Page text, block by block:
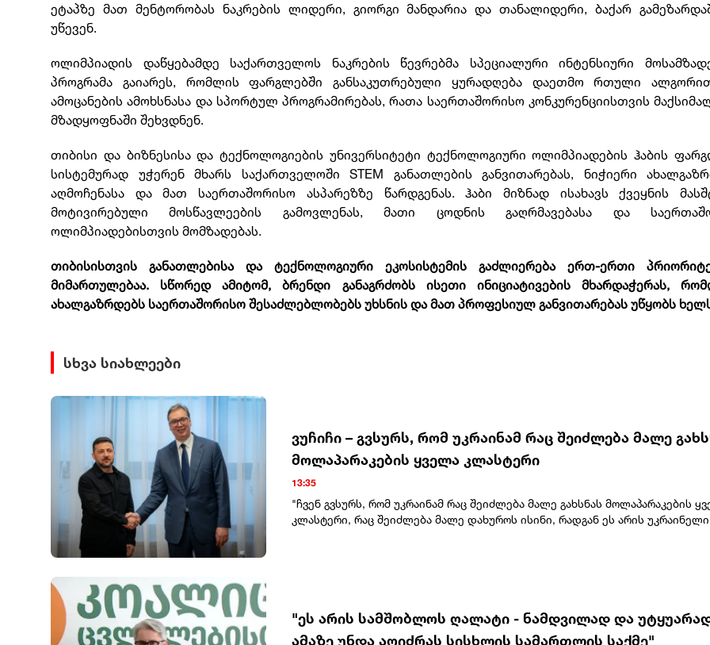
ეტაპზე მათ მენტორობას ნაკრების ლიდერი, გიორგი მანდარია და თანალიდერი, ბაქარ
უწევენ.
ოლიმპიადის დაწყებამდე საქართველოს ნაკრების წევრებმა სპეციალური ინტენსიური
პროგრამა გაიარეს, რომლის ფარგლებში განსაკუთრებული ყურადღება დაეთმო რთული
ამოცანების ამოხსნასა და სპორტულ პროგრამირებას, რათა საერთაშორისო კონკურენციისთვის
მზადყოფნაში შეხვდნენ.
თიბისი და ბიზნესისა და ტექნოლოგიების უნივერსიტეტი ტექნოლოგიური ოლიმპიადების ჰაბის
სისტემურად უჭერენ მხარს საქართველოში STEM განათლების განვითარებას, ნიჭიერი
აღმოჩენასა და მათ საერთაშორისო ასპარეზზე წარდგენას. ჰაბი მიზნად ისახავს ქვეყნის
მოტივირებული მოსწავლეების გამოვლენას, მათი ცოდნის გაღრმავებასა და
ოლიმპიადებისთვის მომზადებას.
თიბისისთვის განათლებისა და ტექნოლოგიური ეკოსისტემის გაძლიერება ერთ-ერთი
მიმართულებაა. სწორედ ამიტომ, ბრენდი განაგრძობს ისეთი ინიციატივების მხარდაჭერას,
ახალგაზრდებს საერთაშორისო შესაძლებლობებს უხსნის და მათ პროფესიულ განვითარებას უწყობს
სხვა სიახლეები
ვუჩიჩი – გვსურს, რომ უკრაინამ რაც შეიძლება მალე
მოლაპარაკების ყველა კლასტერი
13:35
"ჩვენ გვსურს, რომ უკრაინამ რაც შეიძლება მალე გახსნას მოლაპარაკების
კლასტერი, რაც შეიძლება მალე დახუროს ისინი, რადგან ეს არის უკრაინელი
მხარს უჭერს.„ჩვენ მხარს ვუჭერთ გაეროს წესდებას, მის რეზოლუციებს და
გაეროს ყველა წევრის ტერიტორიულ მთლიანობას, მათ შორის უკრაინის
"ეს არის სამშობლოს ღალატი - ნამდვილად და
ამაზე უნდა აღიძრას სისხლის სამართლის საქმე"